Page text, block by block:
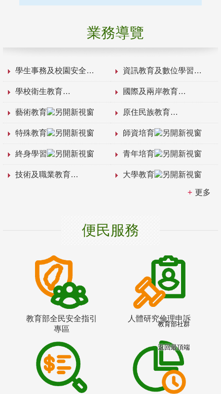
業務導覽
學生事務及校園安全 資訊教育及數位學習
學校衛生教育 國際及兩岸教育
藝術教育 原住民族教育
特殊教育 師資培育
終身學習 青年培育
技術及職業教育 大學教育
更多
便民服務
教育部全民安全指引
專區
人體研究倫理申訴
教育部社群
返回最頂端